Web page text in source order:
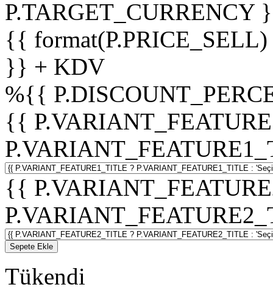
P.TARGET_CURRENCY
{{
}} + KDV
%{{
{{
{{
Sepete Ekle
Tükendi